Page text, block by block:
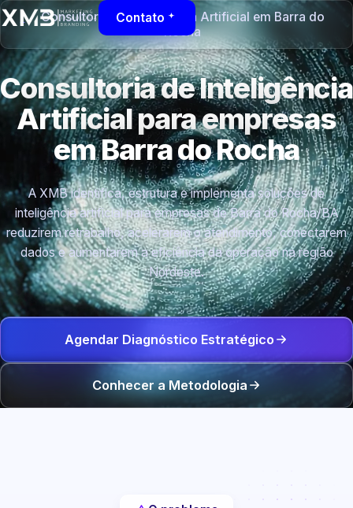
Contato
Consultoria de Inteligência Artificial em Barra do
Rocha
Consultoria de Inteligência
Artificial para empresas
em Barra do Rocha
A XMB identifica, estrutura e implementa soluções de
inteligência artificial para empresas de Barra do Rocha/BA
reduzirem retrabalho, acelerarem o atendimento, conectarem
dados e aumentarem a eficiência da operação na região
Nordeste.
Agendar Diagnóstico Estratégico
Conhecer a Metodologia